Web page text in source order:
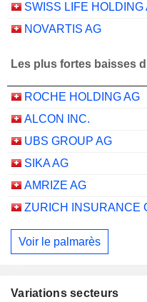
SWISS LIFE HOLDING
NOVARTIS AG
Les plus fortes baisses
ROCHE HOLDING AG
ALCON INC.
UBS GROUP AG
SIKA AG
AMRIZE AG
Voir le palmarès
Variations secteurs